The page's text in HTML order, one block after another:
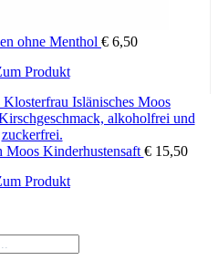
ohne Menthol € 6,50
Produkt
Moos Kinderhustensaft€15,50
Produkt